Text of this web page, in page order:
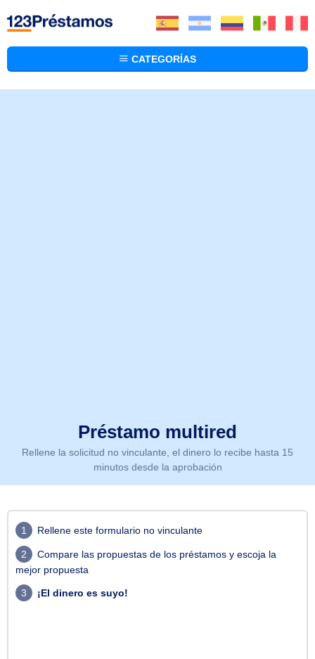
CATEGORÍAS
Préstamo multired
Rellene la solicitud no vinculante, el dinero lo recibe hasta 15
minutos desde la aprobación
1 Rellene este formulario no vinculante
2
Compare las propuestas de los préstamos y escoja la
mejor propuesta
3 ¡El dinero es suyo!